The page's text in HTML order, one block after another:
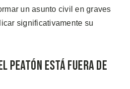
un asunto civil en graves
significativamente su
Peatón Está Fuera de